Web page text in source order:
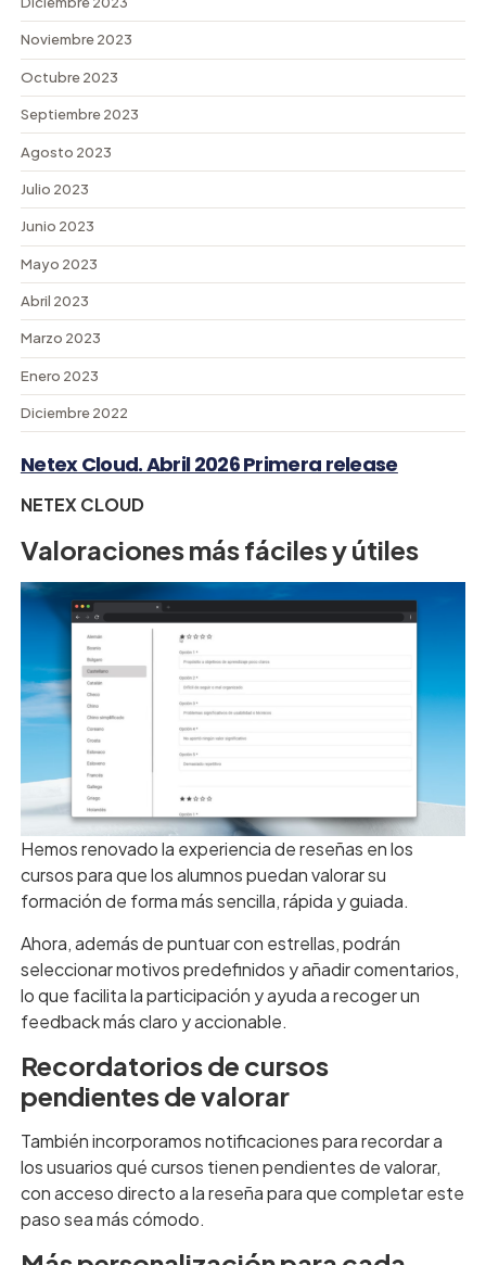
Netex Cloud. Abril 2026 Primera release
NETEX CLOUD
Valoraciones más fáciles y útiles
Hemos renovado la experiencia de reseñas en los
cursos para que los alumnos puedan valorar su
formación de forma más sencilla, rápida y guiada.
Ahora, además de puntuar con estrellas, podrán
seleccionar motivos predefinidos y añadir comentarios,
lo que facilita la participación y ayuda a recoger un
feedback más claro y accionable.
Recordatorios de cursos
pendientes de valorar
También incorporamos notificaciones para recordar a
los usuarios qué cursos tienen pendientes de valorar,
con acceso directo a la reseña para que completar este
paso sea más cómodo.
Noviembre 2023
Octubre 2023
Septiembre 2023
Agosto 2023
Julio 2023
Junio 2023
Mayo 2023
Abril 2023
Marzo 2023
Enero 2023
Diciembre 2022